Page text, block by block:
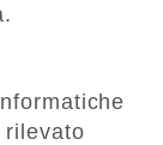
rilevato